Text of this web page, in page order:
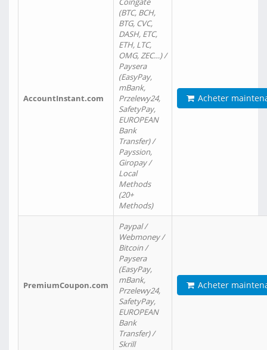
AccountInstant.com
(BTC, BCH,
BTG, CVC,
DASH, ETC,
ETH, LTC,
OMG, ZEC…) /
Paysera
(EasyPay,
mBank,
Przelewy24,
SafetyPay,
EUROPEAN
Bank
Transfer) /
Payssion,
Giropay /
Local
Methods
(20+
Methods)
Acheter
PremiumCoupon.com
Paypal /
Webmoney /
Bitcoin /
Paysera
(EasyPay,
mBank,
Przelewy24,
SafetyPay,
EUROPEAN
Bank
Transfer) /
Skrill
Acheter